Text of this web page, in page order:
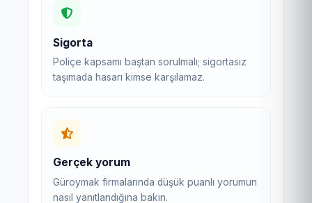
Sigorta
Poliçe kapsamı baştan sorulmalı; sigortasız
taşımada hasarı kimse karşılamaz.
Gerçek yorum
Güroymak firmalarında düşük puanlı yorumun
nasıl yanıtlandığına bakın.